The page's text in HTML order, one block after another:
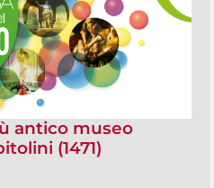
antico museo
(1471)